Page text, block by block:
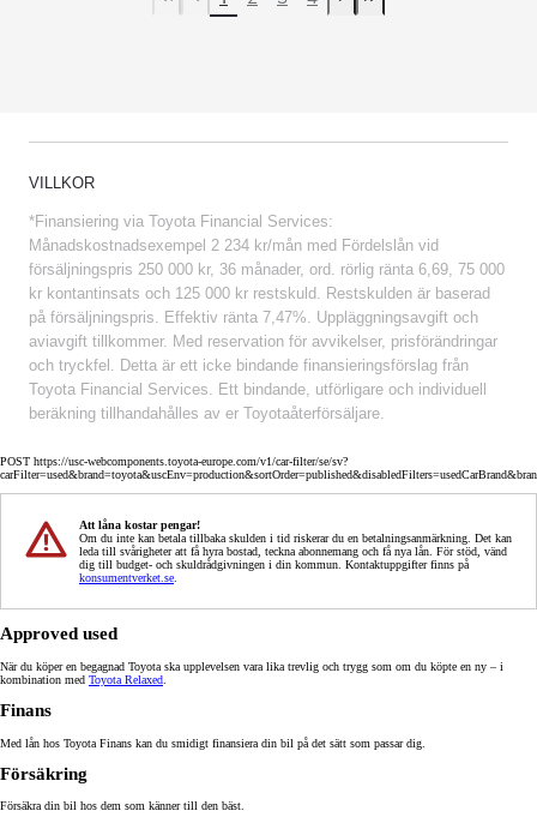
First Page
Previous page Next page
Last Page
VILLKOR
*Finansiering via Toyota Financial Services:
Månadskostnadsexempel 2 234 kr/mån med Fördelslån vid
försäljningspris 250 000 kr, 36 månader, ord. rörlig ränta 6,69, 75 000
kr kontantinsats och 125 000 kr restskuld. Restskulden är baserad
på försäljningspris. Effektiv ränta 7,47%. Uppläggningsavgift och
aviavgift tillkommer. Med reservation för avvikelser, prisförändringar
och tryckfel. Detta är ett icke bindande finansieringsförslag från
Toyota Financial Services. Ett bindande, utförligare och individuell
beräkning tillhandahålles av er Toyotaåterförsäljare.
POST https://usc-webcomponents.toyota-europe.com/v1/car-filter/se/sv?
Att låna kostar pengar!
Om du inte kan betala tillbaka skulden i tid riskerar du en betalningsanmärkning. Det kan
leda till svårigheter att få hyra bostad, teckna abonnemang och få nya lån. För stöd, vänd
dig till budget- och skuldrådgivningen i din kommun. Kontaktuppgifter finns på
konsumentverket.se
Approved used
När du köper en begagnad Toyota ska upplevelsen vara lika trevlig och trygg som om du köpte en ny – i
kombination med Toyota Relaxed
Finans
Med lån hos Toyota Finans kan du smidigt finansiera din bil på det sätt som passar dig.
Försäkring
Försäkra din bil hos dem som känner till den bäst.